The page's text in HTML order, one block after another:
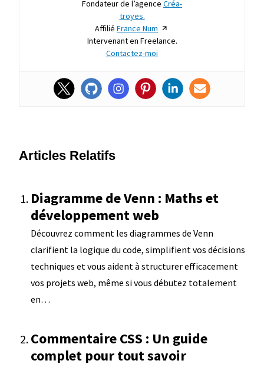
Fondateur de l’agence Créa-
troyes.
Affilié France Num
Intervenant en Freelance.
Contactez-moi
Articles Relatifs
Diagramme de Venn : Maths et
développement web
Découvrez comment les diagrammes de Venn
clarifient la logique du code, simplifient vos décisions
techniques et vous aident à structurer efficacement
vos projets web, même si vous débutez totalement
en…
Commentaire CSS : Un guide
complet pour tout savoir